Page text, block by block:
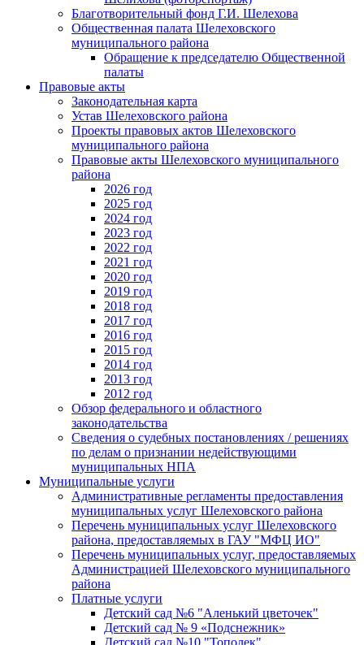
Благотворительный фонд Г.И. Шелехова
Общественная палата Шелеховского
муниципального района
Обращение к председателю Общественной
палаты
Правовые акты
Законодательная карта
Устав Шелеховского района
Проекты правовых актов Шелеховского
муниципального района
Правовые акты Шелеховского муниципального
района
2026 год
2025 год
2024 год
2023 год
2022 год
2021 год
2020 год
2019 год
2018 год
2017 год
2016 год
2015 год
2014 год
2013 год
2012 год
Обзор федерального и областного
законодательства
Сведения о судебных постановлениях / решениях
по делам о признании недействующими
муниципальных НПА
Муниципальные услуги
Административные регламенты предоставления
муниципальных услуг Шелеховского района
Перечень муниципальных услуг Шелеховского
района, предоставляемых в ГАУ "МФЦ ИО"
Перечень муниципальных услуг, предоставляемых
Администрацией Шелеховского муниципального
района
Платные услуги
Детский сад №6 "Аленький цветочек"
Детский сад № 9 «Подснежник»
Детский сад №10 "Тополек"